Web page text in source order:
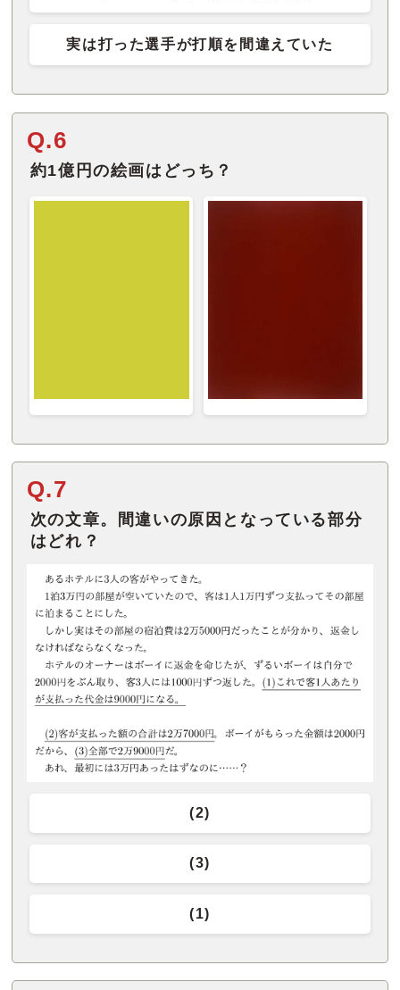
実は打った選手が打順を間違えていた
Q.6
約1億円の絵画はどっち？
Q.7
次の文章。間違いの原因となっている部分
はどれ？
(2)
(3)
(1)